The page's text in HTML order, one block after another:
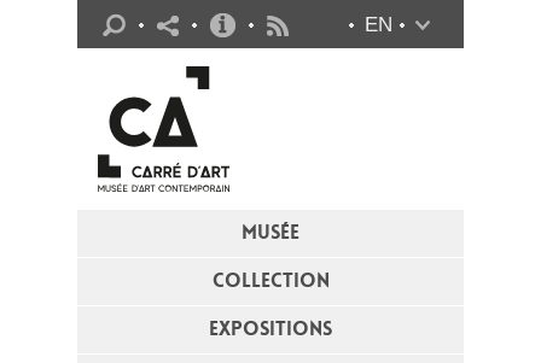
MUSÉE
COLLECTION
EXPOSITIONS
EN
Infos pratiques